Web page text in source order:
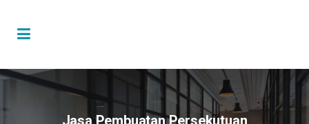
Jasa Pembuatan Persekutuan